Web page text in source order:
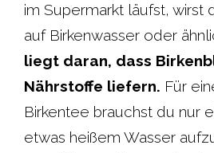
im Supermarkt läufst, wirst
auf Birkenwasser oder
liegt daran, dass
Nährstoffe liefern. Für
Birkentee brauchst du nur
etwas heißem Wasser